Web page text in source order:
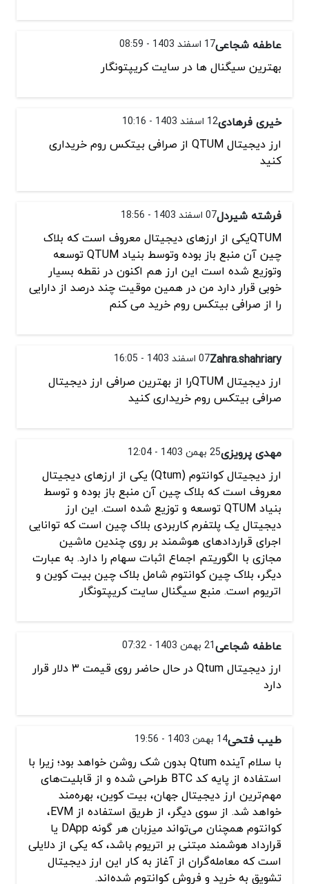
عاطفه شجاعی17 اسفند 1403 - 08:59
بهترین سیگنال ها در سایت کریپتونگار
خیری فرهادی12 اسفند 1403 - 10:16
ارز دیجیتال QTUM از صرافی بیتکس روم خریداری
کنید
فرشته شیردل07 اسفند 1403 - 18:56
QTUMیکی از ارزهای دیجیتال معروف است که بلاک
چین آن منبع باز بوده وتوسط بنیاد QTUM توسعه
وتوزیع شده است این ارز هم اکنون در نقطه بسیار
خوبی قرار دارد من در همین موقیت چند درصد از دارایی
را از صرافی بیتکس روم خرید می کنم
Zahra.shahriary07 اسفند 1403 - 16:05
ارز دیجیتال QTUMرا از بهترین صرافی ارز دیجیتال
صرافی بیتکس روم خریداری کنید
مهدی پرویزی25 بهمن 1403 - 12:04
ارز دیجیتال کوانتوم (Qtum) یکی از ارزهای دیجیتال
معروف است که بلاک چین آن منبع باز بوده و توسط
بنیاد QTUM توسعه و توزیع شده است. این ارز
دیجیتال یک پلتفرم کاربردی بلاک چین است که توانایی
اجرای قراردادهای هوشمند بر روی چندین ماشین
مجازی با الگوریتم اجماع اثبات سهام را دارد. به عبارت
دیگر، بلاک چین کوانتوم شامل بلاک چین بیت کوین و
اتریوم است. منبع سیگنال سایت کریپتونگار
عاطفه شجاعی21 بهمن 1403 - 07:32
ارز دیجیتال Qtum در حال حاضر روی قیمت ۳ دلار قرار
دارد
طیب فتحی14 بهمن 1403 - 19:56
با سلام آینده Qtum بدون شک روشن خواهد بود؛ زیرا با
استفاده از پایه کد BTC طراحی شده و از قابلیت‌های
مهم‌ترین ارز دیجیتال جهان، بیت کوین، بهره‌مند
خواهد شد. از سوی دیگر، از طریق استفاده از EVM،
کوانتوم همچنان می‌تواند میزبان هر گونه DApp یا
قرارداد هوشمند مبتنی بر اتریوم باشد، که یکی از دلایلی
است که معامله‌گران از آغاز به کار این ارز دیجیتال
تشویق به خرید و فروش کوانتوم شده‌اند.